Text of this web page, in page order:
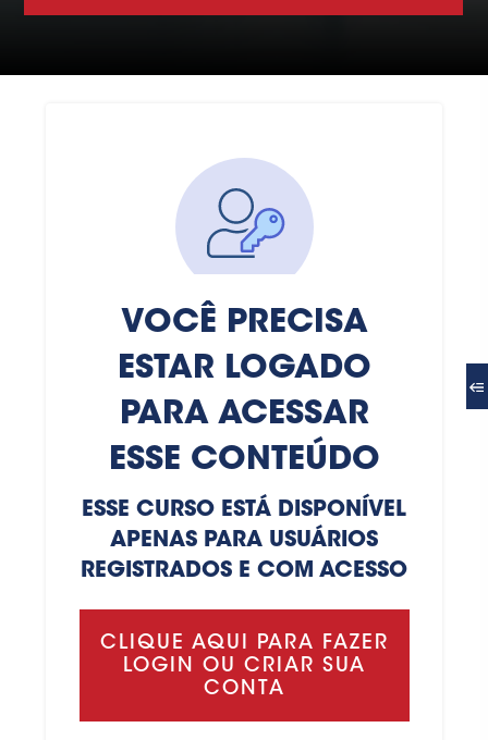
VOCÊ PRECISA
ESTAR LOGADO
PARA ACESSAR
ESSE CONTEÚDO
ESSE CURSO ESTÁ DISPONÍVEL
APENAS PARA USUÁRIOS
REGISTRADOS E COM ACESSO
CLIQUE AQUI PARA FAZER
LOGIN OU CRIAR SUA
CONTA